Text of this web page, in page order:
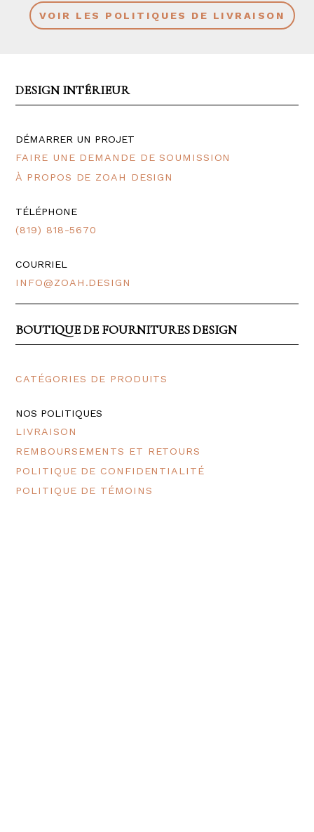
VOIR LES POLITIQUES DE LIVRAISON
DESIGN INTÉRIEUR
DÉMARRER UN PROJET
FAIRE UNE DEMANDE DE SOUMISSION
À PROPOS DE ZOAH DESIGN
TÉLÉPHONE
(819) 818-5670
COURRIEL
INFO@ZOAH.DESIGN
BOUTIQUE DE FOURNITURES DESIGN
CATÉGORIES DE PRODUITS
NOS POLITIQUES
LIVRAISON
REMBOURSEMENTS ET RETOURS
POLITIQUE DE CONFIDENTIALITÉ
POLITIQUE DE TÉMOINS